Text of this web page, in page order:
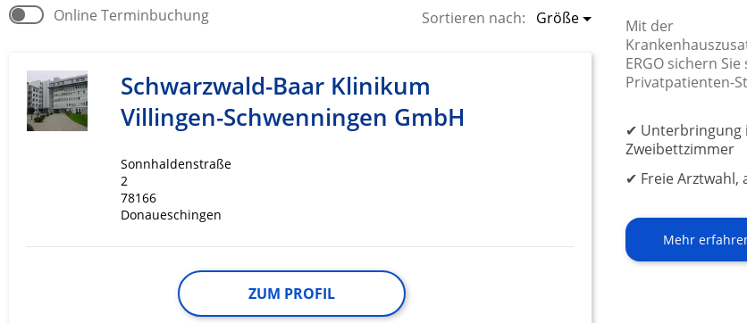
Online Terminbuchung Sortieren nach: Größe
Schwarzwald-Baar Klinikum
Villingen-Schwenningen GmbH
Sonnhaldenstraße
2
78166
Donaueschingen
ZUM PROFIL
Mit der
ERGO sichern Sie
Privatpatienten-
✔ Unterbringung
Zweibettzimmer
✔ Freie Arztwahl,
Mehr